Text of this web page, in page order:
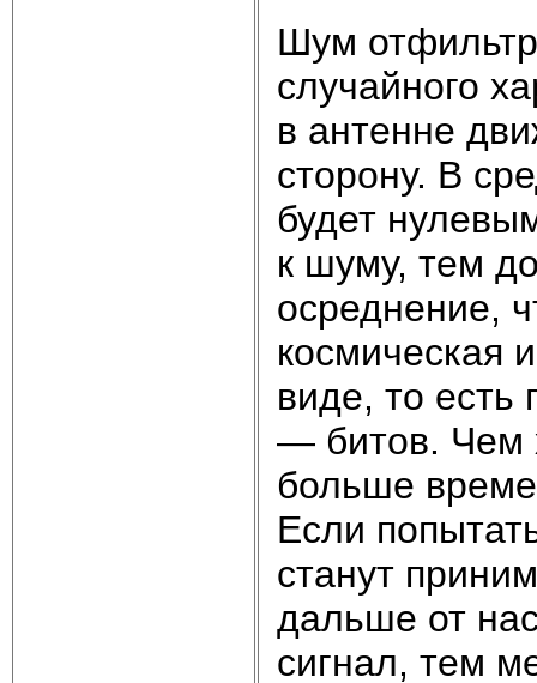
Шум
случайного
в антенне
сторону. В
будет
к шуму, тем
осреднение,
космическая
виде, то есть
— битов. Чем
больше
Если
станут
дальше от
сигнал, тем